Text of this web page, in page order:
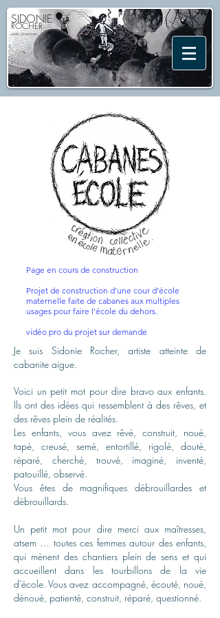
artiste plasticienne
SIDONIE
ROCHER
Page en cours de construction
Projet de construction d'une cour d'école
maternelle faite de cabanes aux multiples
usages pour faire l'école du dehors.
vidéo pro du projet sur demande
Je suis Sidonie Rocher, artiste atteinte de
cabanite aigue.
Voici un petit mot pour dire bravo aux enfants.
Ils ont des idées qui ressemblent à des rêves, et
des rêves plein de réalités.
Les enfants, vous avez rêvé, construit, noué,
tapé, creusé, semé, entortillé, rigolé, douté,
réparé, cherché, trouvé, imaginé, inventé,
patouillé, observé.
Vous êtes de magnifiques débrouillardes et
débrouillards.
Un petit mot pour dire merci aux maîtresses,
atsem … toutes ces femmes autour des enfants,
qui mènent des chantiers plein de sens et qui
accueillent dans les tourbillons de la vie
d’école. Vous avez accompagné, écouté, noué,
dénoué, patienté, construit, réparé, questionné.